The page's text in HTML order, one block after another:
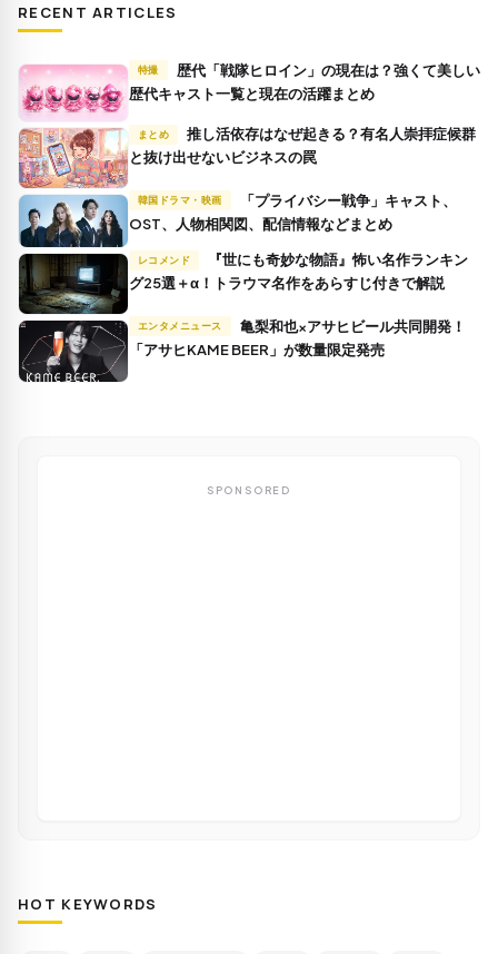
RECENT ARTICLES
特撮
歴代キャスト一覧と現在の活躍まとめ
まとめ
推し活依存はなぜ起きる？有名人崇拝症候群
と抜け出せないビジネスの罠
韓国ドラマ・映画
OST、人物相関図、配信情報などまとめ
レコメンド
グ25選＋α！トラウマ名作をあらすじ付きで解説
エンタメニュース
「アサヒKAME BEER」が数量限定発売
SPONSORED
HOT KEYWORDS